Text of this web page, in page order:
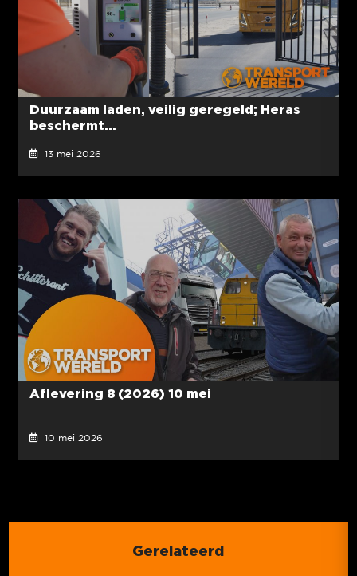
Duurzaam laden, veilig geregeld; Heras
beschermt...
13 mei 2026
Aflevering 8 (2026) 10 mei
10 mei 2026
Gerelateerd